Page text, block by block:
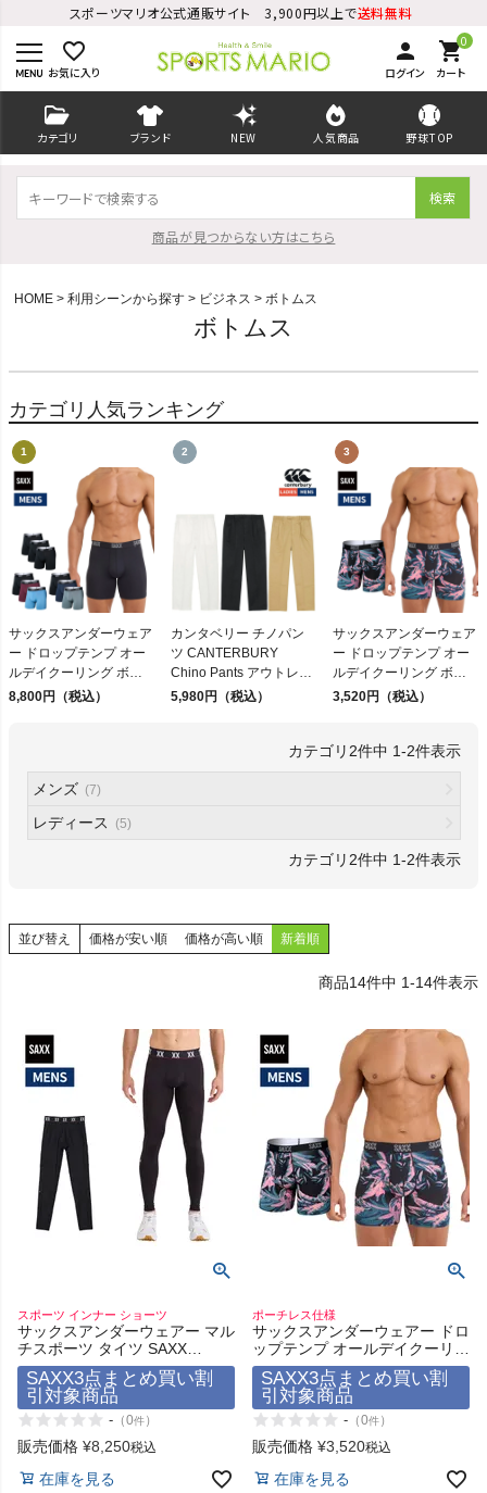
スポーツマリオ公式通販サイト 3,900円以上で送料無料
favorite_border
お気に入り
person
ログイン
0
shopping_cart
カート
カテゴリ ブランド NEW 人気商品 野球TOP
検索
商品が見つからない方はこちら
ログイン 会員登録
検索
商品が見つからない方はこちら
On
THE NORTH FACE
CHUMS
もっと見る
メンズカジュアルウェア
レディースカジュアルウェア
レディーススポーツウェア
スポーツシューズ
もっと見る
HOME 利用シーンから探す ビジネス ボトムス
ボトムス
カテゴリ人気ランキング
サックスアンダーウェア
ー ドロップテンプ オー
ルデイクーリング ボク
サーブリーフ 3枚組
BRIEF 3PK
8,800円（税込）
カンタベリー チノパン
ツ CANTERBURY
Chino Pants アウトレッ
ト セール
5,980円（税込）
サックスアンダーウェア
ー ドロップテンプ オー
ルデイクーリング ボク
サーブリーフ SAXX
COOLING BOXER
BRIEF
3,520円（税込）
2件中 1-2件表示
メンズ (7)
レディース (5)
2件中 1-2件表示
並び替え 価格が安い順 価格が高い順 新着順
14件中 1-14件表示
スポーツ インナー ショーツ
サックスアンダーウェアー マル
チスポーツ タイツ SAXX
UNDERWEAR MULTI-SPORT
TIGHT
SAXX3点まとめ買い割
引対象商品
- （0件）
販売価格 ¥8,250税込
在庫を見る
ポーチレス仕様
サックスアンダーウェアー ドロ
ップテンプ オールデイクーリン
グ ボクサーブリーフ SAXX
UNDERWEAR DROPTEMP
ALL DAY COOLING BOXER
BRIEF
SAXX3点まとめ買い割
引対象商品
- （0件）
販売価格 ¥3,520税込
在庫を見る